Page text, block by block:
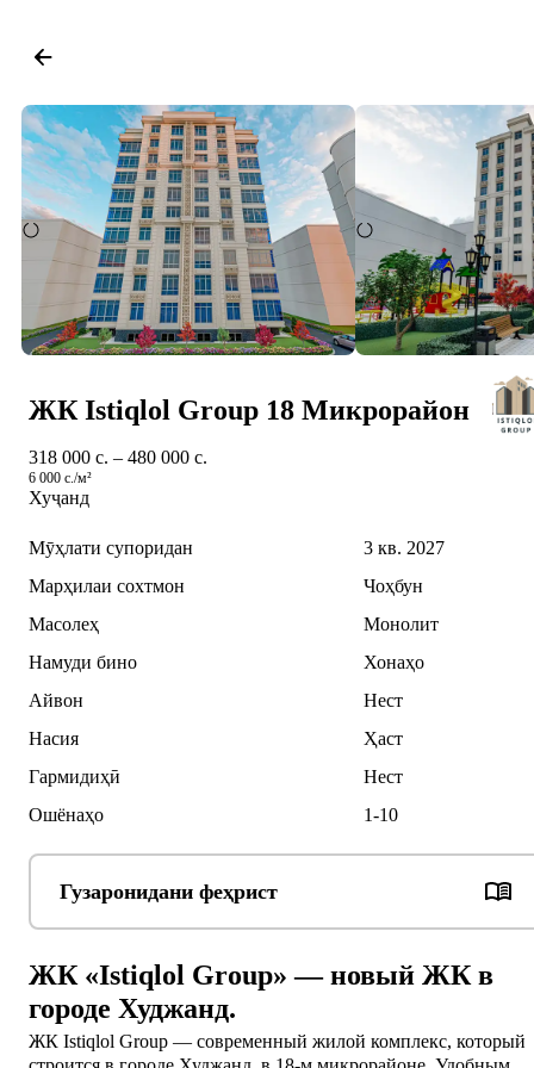
ЖК Istiqlol Group 18 Микрорайон
318 000 c. – 480 000 c.
6 000 c./м²
Хуҷанд
Мӯҳлати супоридан
3 кв. 2027
Марҳилаи сохтмон
Чоҳбун
Масолеҳ
Монолит
Намуди бино
Хонаҳо
Айвон
Нест
Насия
Ҳаст
Гармидиҳӣ
Нест
Ошёнаҳо
1-10
Гузаронидани феҳрист
ЖК «Istiqlol Group» — новый ЖК в
городе Худжанд.
ЖК Istiqlol Group — современный жилой комплекс, который